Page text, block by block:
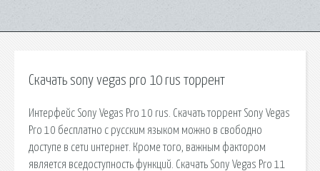
Скачать sony vegas pro 10 rus торрент
Интерфейс Sony Vegas Pro 10 rus. Скачать торрент Sony Vegas
Pro 10 бесплатно с русским языком можно в свободно
доступе в сети интернет. Кроме того, важным фактором
является вседоступность функций. Скачать Sony Vegas Pro 11